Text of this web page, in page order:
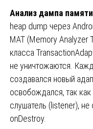
Анализ дампа
heap dump через
MAT (Memory Analyzer
класса
не уничтожаются.
создавался новый
освобождался, так
слушатель (listener),
onDestroy.